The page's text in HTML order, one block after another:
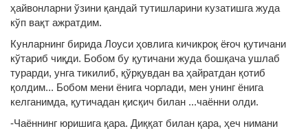
ҳайвонларни ўзини қандай тутишларини кузатишга жуда
кўп вақт ажратдим.
Кунларнинг бирида Лоуси ҳовлига кичикроқ ёғоч қутичани
кўтариб чиқди. Бобом бу қутичани жуда бошқача ушлаб
турарди, унга тикилиб, қўрқувдан ва ҳайратдан қотиб
қолдим... Бобом мени ёнига чорлади, мен унинг ёнига
келганимда, қутичадан қисқич билан ...чаённи олди.
-Чаённинг юришига қара. Диққат билан қара, ҳеч нимани